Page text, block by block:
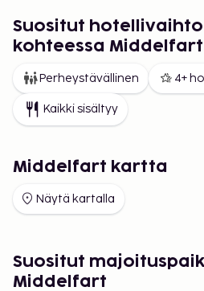
Suositut
kohteessa Middelfart
Perheystävällinen 4+
Kaikki sisältyy
Middelfart kartta
Näytä kartalla
Suositut
Middelfart